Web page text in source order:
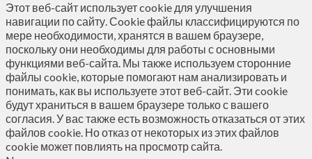
Этот веб-сайт использует cookie для улучшения
навигации по сайту. Сookie файлы классифицируются по
мере необходимости, хранятся в вашем браузере,
поскольку они необходимы для работы с основными
функциями веб-сайта. Мы также используем сторонние
файлы cookie, которые помогают нам анализировать и
понимать, как вы используете этот веб-сайт. Эти cookie
будут храниться в вашем браузере только с вашего
согласия. У вас также есть возможность отказаться от этих
файлов cookie. Но отказ от некоторых из этих файлов
cookie может повлиять на просмотр сайта.